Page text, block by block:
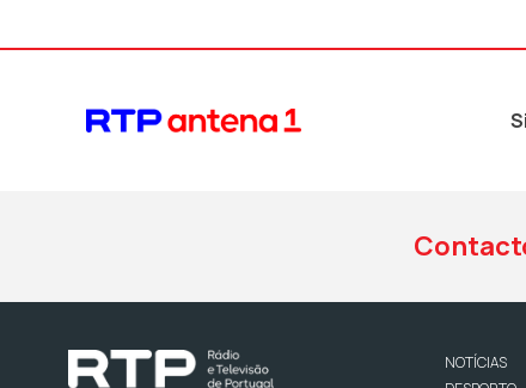
NOTÍCIAS